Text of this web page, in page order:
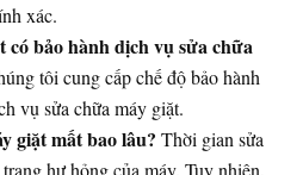
xác.
bảo hành dịch vụ sửa chữa
tôi cung cấp chế độ bảo hành
vụ sửa chữa máy giặt.
giặt mất bao lâu? Thời gian sửa
hư hỏng của máy. Tuy nhiên,